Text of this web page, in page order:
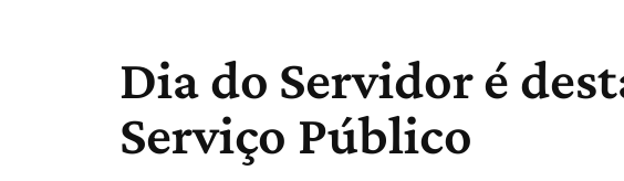
Dia do Servidor é
Serviço Público